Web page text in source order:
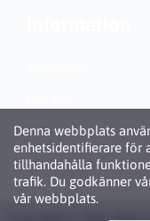
Denna webbplats
enhetsidentifierare för
tillhandahålla
trafik. Du godkänner
vår webbplats.
Personuppgiftspolicy
Om Cookies